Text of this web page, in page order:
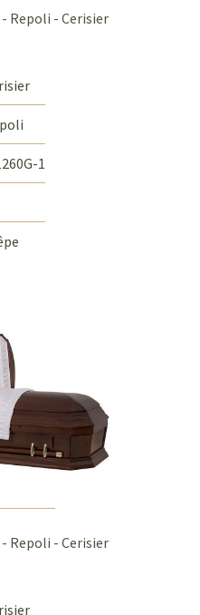
Repoli - Cerisier
1
Repoli - Cerisier